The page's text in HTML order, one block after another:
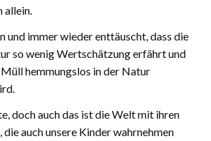
allein.
und immer wieder enttäuscht, dass die
so wenig Wertschätzung erfährt und
hemmungslos in der Natur
doch auch das ist die Welt mit ihren
die auch unsere Kinder wahrnehmen